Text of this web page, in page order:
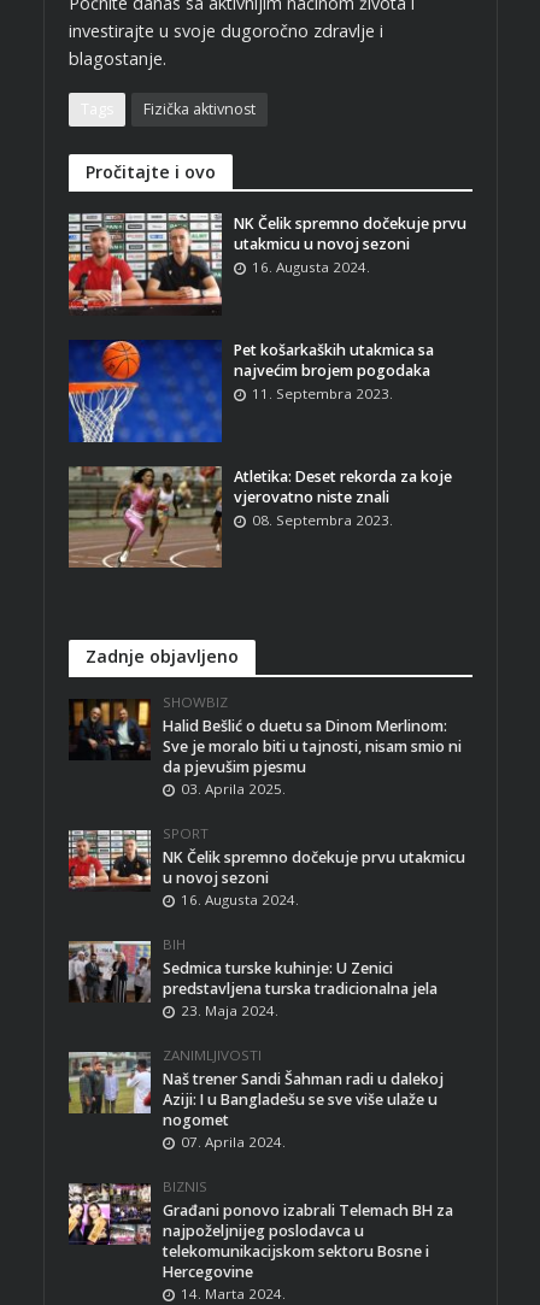
investirajte u svoje dugoročno zdravlje i
blagostanje.
Fizička aktivnost
Pročitajte i ovo
NK Čelik spremno dočekuje prvu
utakmicu u novoj sezoni
16. Augusta 2024.
Pet košarkaških utakmica sa
najvećim brojem pogodaka
11. Septembra 2023.
Atletika: Deset rekorda za koje
vjerovatno niste znali
08. Septembra 2023.
Zadnje objavljeno
SHOWBIZ
Halid Bešlić o duetu sa Dinom Merlinom:
Sve je moralo biti u tajnosti, nisam smio ni
da pjevušim pjesmu
03. Aprila 2025.
SPORT
NK Čelik spremno dočekuje prvu utakmicu
u novoj sezoni
16. Augusta 2024.
BIH
Sedmica turske kuhinje: U Zenici
predstavljena turska tradicionalna jela
23. Maja 2024.
ZANIMLJIVOSTI
Naš trener Sandi Šahman radi u dalekoj
Aziji: I u Bangladešu se sve više ulaže u
nogomet
07. Aprila 2024.
BIZNIS
Građani ponovo izabrali Telemach BH za
najpoželjnijeg poslodavca u
telekomunikacijskom sektoru Bosne i
Hercegovine
14. Marta 2024.